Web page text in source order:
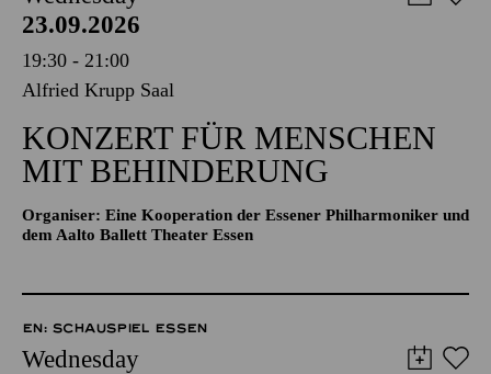
23.09.2026
19:30 - 21:00
Alfried Krupp Saal
KONZERT FÜR MENSCHEN
MIT BEHINDERUNG
Organiser: Eine Kooperation der Essener Philharmoniker und
dem Aalto Ballett Theater Essen
EN: SCHAUSPIEL ESSEN
Wednesday